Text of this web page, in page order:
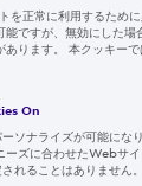
サイト
を正常に利用するため
能ですが、無効にした
あります。 本クッキー
On
ソナライズが可能にな
ーズに合わせたWebサ
れることはありません。